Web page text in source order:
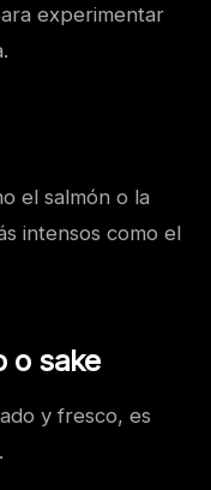
experimentar
el salmón o la
intensos como el
o sake
y fresco, es